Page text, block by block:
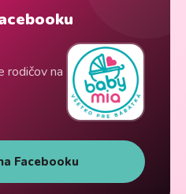
rodičov na
Facebooku